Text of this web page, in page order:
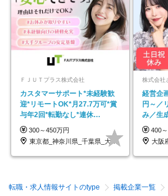
ＦＪＵＴプラス株式会社
カスタマーサポート*未経験歓
迎*リモートOK*月27.7万可*賞
与年2回*転勤なし*連休
OK/ZE010232
300～450万円
東京都_神奈川県_千葉県_大阪府_愛知県…
株式会社
経営企
円～／
み／生
400
大阪
転職・求人情報サイトのtype 掲載企業一覧